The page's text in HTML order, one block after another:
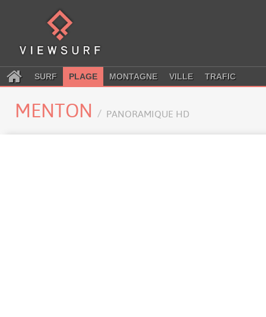
SURF PLAGE MONTAGNE VILLE TRAFIC
MENTON PANORAMIQUE HD